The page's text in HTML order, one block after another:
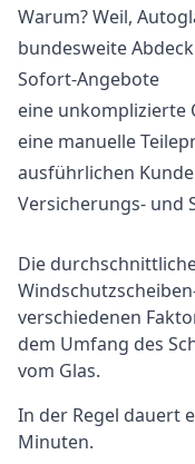
Warum? Weil,
bundesweite
Sofort-Angebote
eine unkomplizierte
eine manuelle
ausführlichen
Versicherungs- und
Die
verschiedenen
dem Umfang des
vom Glas.
In der Regel dauert
Minuten.